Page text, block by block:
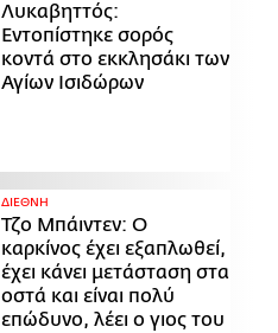
Λυκαβηττός:
Εντοπίστηκε σορός
κοντά στο εκκλησάκι των
Αγίων Ισιδώρων
ΔΙΕΘΝΗ
Τζο Μπάιντεν: Ο
καρκίνος έχει εξαπλωθεί,
έχει κάνει μετάσταση στα
οστά και είναι πολύ
επώδυνο, λέει ο γιος του